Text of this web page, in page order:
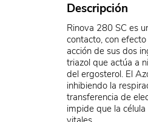
Descripción
Rinova 280 SC es
contacto, con
acción de sus dos
triazol que actúa a
del ergosterol. El
inhibiendo la
transferencia de
impide que la